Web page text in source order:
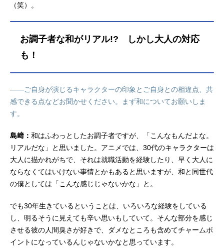
（笑）。
お調子者な和がリアル!? しかし大人の対応
も！
――ご自身が演じるキャラクターの印象とご自身との相違点、共
感できる点などお聞かせください。まず和についてお願いしま
す。
島﨑： 和はふわっとしたお調子者ですが、「こんなもんだよな。
リアルだな」と思いました。アニメでは、30代のキャラクターは
大人に描かれがちで、それは就職活動を経験したり、早く大人に
ならなくてはいけない事情とかもあると思いますが、和と同世代
の僕としては「こんな感じじゃないかな」と。
でも30年生きているということは、いろいろな経験をしている
し、明るそうに見えても辛い思いもしていて。そんな部分を感じ
させる彼の人間臭さが好きで、ダメなところも含めてチャームポ
イントになっているんじゃないかなと思っています。